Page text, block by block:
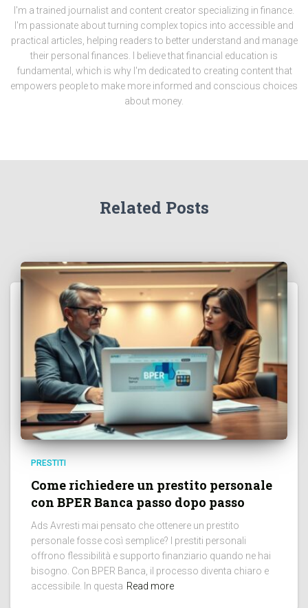
I'm a trained journalist and content creator specializing in finance.
I'm passionate about turning complex topics into accessible and
practical articles, helping readers to better understand and manage
their personal finances. I believe that financial education is
fundamental, which is why I'm dedicated to creating content that
empowers people to make more informed and conscious choices
about money.
Related Posts
PRESTITI
Come richiedere un prestito personale
con BPER Banca passo dopo passo
Ads Avresti mai pensato che ottenere un prestito
personale fosse così semplice? I prestiti personali
offrono flessibilità e supporto finanziario quando ne hai
bisogno. Con BPER Banca, il processo diventa chiaro e
accessibile. In questa Read more